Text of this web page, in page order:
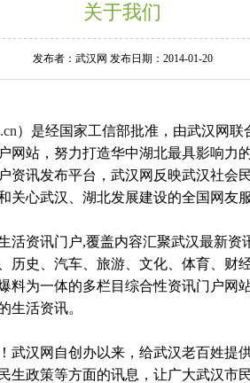
关于我们
发布者：武汉网 发布日期：2014-01-20
）是经国家工信部批准，由武汉网
网站，努力打造华中湖北最具影响力
资讯发布平台，武汉网反映武汉社会
关心武汉、湖北发展建设的全国网友服
资讯门户,覆盖内容汇聚武汉最新资
历史 汽车 旅游 文化、体育、财
料为一体的多栏目综合性资讯门户网
生活资讯。
武汉网自创办以来，给武汉老百姓提
民生政策等方面的讯息，让广大武汉市